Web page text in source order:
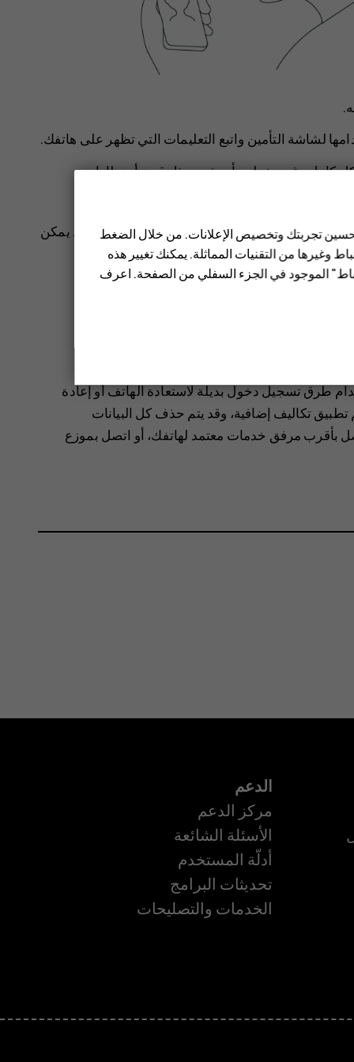
.
لشاشة التأمين واتبع التعليمات التي تظهر على هاتفك.
كامل وغير مغطى بأي شي، مثل قبعة أو نظارات
أمانًا من استخدام بصمة إصبع أو نمط أو كلمة مرور. يمكن
قد لا تعمل ميزة إلغاء قفل الجهاز بالوجه‬‬ في
من الخلف.
طرق تسجيل دخول بديلة لاستعادة الهاتف أو إعادة
تكاليف إضافية، وقد يتم حذف كل البيانات
بأقرب مرفق خدمات معتمد لهاتفك، أو اتصل بموزع
الدعم
مركز الدعم
الأسئلة الشائعة
أدلّة المستخدم
تحديثات البرامج
الخدمات والتصليحات
تحسين تجربتك وتخصيص الإعلانات. من خلال الضغط
وغيرها من التقنيات المماثلة. يمكنك تغيير هذه
الموجود في الجزء السفلي من الصفحة. اعرف